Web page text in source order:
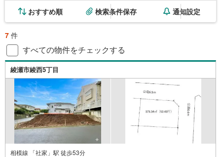
おすすめ順 検索条件保存 通知設定
7 件
すべての物件をチェックする
綾瀬市綾西5丁目
相模線 「社家」駅 徒歩53分